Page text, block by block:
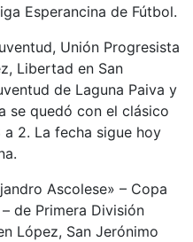
Esperancina de Fútbol.
Unión Progresista
Libertad en San
de Laguna Paiva y
se quedó con el clásico
2. La fecha sigue hoy
Ascolese» – Copa
de Primera División
López, San Jerónimo